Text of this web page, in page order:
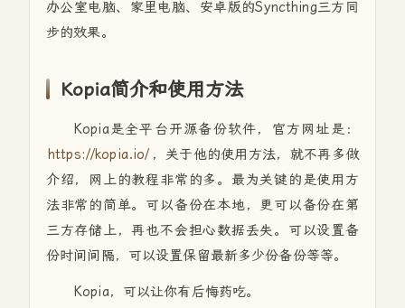
办公室电脑、家里电脑、安卓版的Syncthing三方同
步的效果。
Kopia简介和使用方法
Kopia是全平台开源备份软件，官方网址是：
https://kopia.io/ ，关于他的使用方法，就不再多做
介绍，网上的教程非常的多。最为关键的是使用方
法非常的简单。可以备份在本地，更可以备份在第
三方存储上，再也不会担心数据丢失。可以设置备
份时间间隔，可以设置保留最新多少份备份等等。
Kopia，可以让你有后悔药吃。